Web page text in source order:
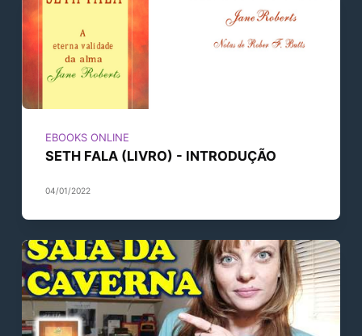
EBOOKS ONLINE
SETH FALA (LIVRO) - INTRODUÇÃO
04/01/2022